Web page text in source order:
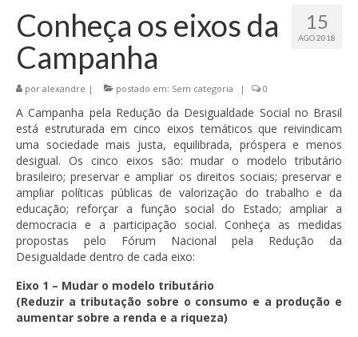
15
AGO 2018
Conheça os eixos da
Campanha
por alexandre | postado em: Sem categoria | 0
A Campanha pela Redução da Desigualdade Social no Brasil
está estruturada em cinco eixos temáticos que reivindicam
uma sociedade mais justa, equilibrada, próspera e menos
desigual. Os cinco eixos são: mudar o modelo tributário
brasileiro; preservar e ampliar os direitos sociais; preservar e
ampliar políticas públicas de valorização do trabalho e da
educação; reforçar a função social do Estado; ampliar a
democracia e a participação social. Conheça as medidas
propostas pelo Fórum Nacional pela Redução da
Desigualdade dentro de cada eixo:
Eixo 1 – Mudar o modelo tributário
(Reduzir a tributação sobre o consumo e a produção e
aumentar sobre a renda e a riqueza)